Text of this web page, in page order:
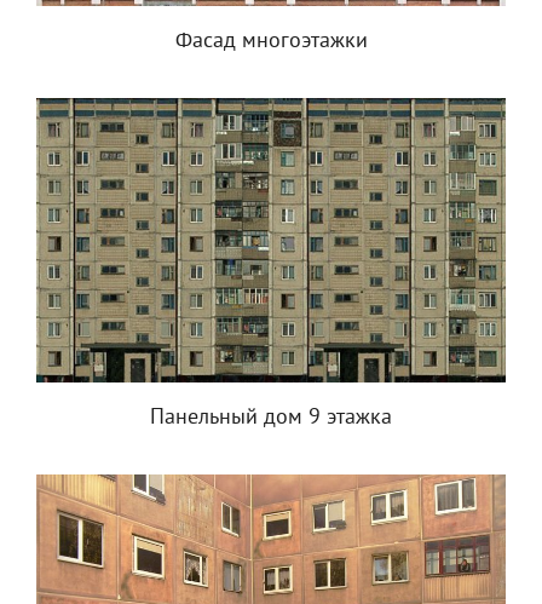
Фасад многоэтажки
Панельный дом 9 этажка